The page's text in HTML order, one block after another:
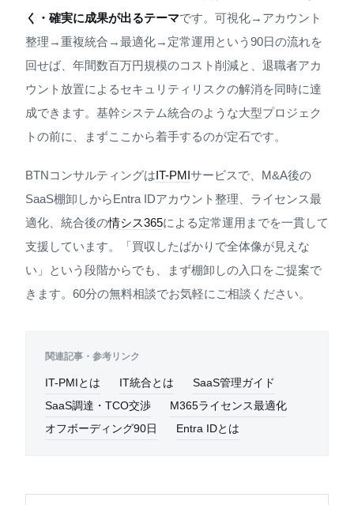
く・確実に成果が出るテーマです。可視化→アカウント
整理→重複統合→最適化→定常運用という90日の流れを
回せば、年間数百万円規模のコスト削減と、退職者アカ
ウント放置によるセキュリティリスクの解消を同時に達
成できます。基幹システム統合のような大型プロジェク
トの前に、まずここから着手するのが定石です。
BTNコンサルティングはIT-PMIサービスで、M&A後の
SaaS棚卸しからEntra IDアカウント整理、ライセンス最
適化、統合後の情シス365による定常運用までを一貫して
支援しています。「買収したばかりで全体像が見えな
い」という段階からでも、まず棚卸しの入口をご提案で
きます。60分の無料相談でお気軽にご相談ください。
関連記事・参考リンク
IT-PMIとは IT統合とは
SaaS管理ガイド
SaaS調達・TCO交渉
M365ライセンス最適化
オフボーディング90日
Entra IDとは